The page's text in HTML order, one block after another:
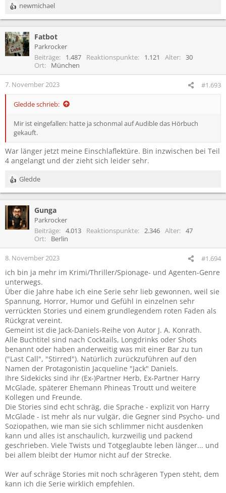
R
e
k
t
i
n
newmichael
Fatbot
Parkrocker
Beiträge
1.487 Reaktionspunkte 1.121 Alter
30
Ort
München
7. November 2023 #1.693
Gledde schrieb:
Mir ist eingefallen: hatte ja schonmal auf Audible das Hörbuch
gekauft.
War länger jetzt meine Einschlaflektüre. Bin inzwischen bei Teil
4 angelangt und der zieht sich leider sehr.
R
e
k
t
i
n
:
Gledde
Gunga
Parkrocker
Beiträge
4.013 Reaktionspunkte 2.346 Alter
47
Ort
Berlin
8. November 2023 #1.694
ich bin ja mehr im Krimi/Thriller/Spionage- und Agenten-Genre
unterwegs.
Über die Jahre habe ich eine Serie sehr lieb gewonnen, weil sie
Spannung, Horror, Humor und Gefühl in einzelnen sehr
verrückten Stories und einem grundlegendem roten Faden als
Rückgrat vereint.
Gemeint ist die Jack-Daniels-Reihe von Autor J. A. Konrath.
Alle Buchtitel sind nach Cocktails, Longdrinks oder Shots
benannt oder haben anderweitig was mit einer Bar zu tun
("Last Call", "Stirred"). Natürlich zurückzuführen auf den
Namen der Protagonistin Jacqueline "Jack" Daniels.
Ihre Sidekicks sind ihr (Ex-)Partner Herb, Ex-Partner Harry
McGlade, späterer Ehemann Phineas Troutt und weitere
Kollegen und Freunde.
Die Stories sind echt schräg, die Sprache - explizit von Harry
McGlade - ist mehr als nur vulgär, die Gegner sind Psycho- und
Soziopathen, wie man sie sich schlimmer nicht ausdenken
kann und alles ist anschaulich, kurzweilig und packend
geschrieben. Viele Twists und Totgeglaubte leben länger... und
bei allem bleibt der Humor nicht auf der Strecke.
Wer auf schräge Stories mit noch schrägeren Typen steht, dem
kann ich die Serie wirklich empfehlen.